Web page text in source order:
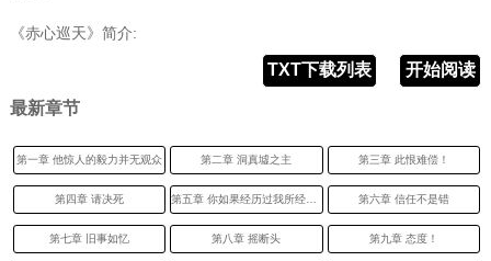
《赤心巡天》简介:
开始阅读
TXT下载列表
最新章节
第一章 他惊人的毅力并无观众 第二章 洞真墟之主 第三章 此恨难偿！
第四章 请决死 第五章 你如果经历过我所经历的一切 第六章 信任不是错
第七章 旧事如忆 第八章 摇断头 第九章 态度！